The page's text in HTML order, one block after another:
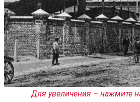
Для увеличения – нажмите